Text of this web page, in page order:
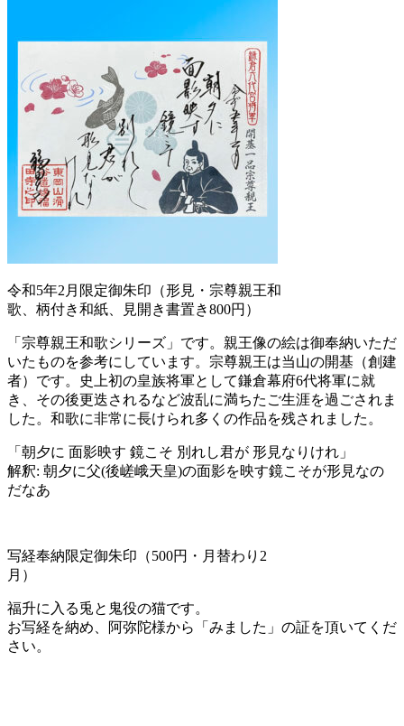
令和5年2月限定御朱印（形見・宗尊親王和
歌、柄付き和紙、見開き書置き800円）
「宗尊親王和歌シリーズ」です。親王像の絵は御奉納いただ
いたものを参考にしています。宗尊親王は当山の開基（創建
者）です。史上初の皇族将軍として鎌倉幕府6代将軍に就
き、その後更迭されるなど波乱に満ちたご生涯を過ごされま
した。和歌に非常に長けられ多くの作品を残されました。
「朝夕に 面影映す 鏡こそ 別れし君が 形見なりけれ」
解釈: 朝夕に父(後嵯峨天皇)の面影を映す鏡こそが形見なの
だなあ
写経奉納限定御朱印（500円・月替わり2
月）
福升に入る兎と鬼役の猫です。
お写経を納め、阿弥陀様から「みました」の証を頂いてくだ
さい。